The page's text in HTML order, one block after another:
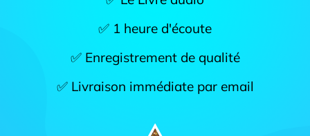
✅ 1 heure d'écoute
✅ Enregistrement de qualité
✅ Livraison immédiate par email